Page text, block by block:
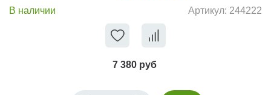
В наличии
Артикул: 244222
7 380 руб